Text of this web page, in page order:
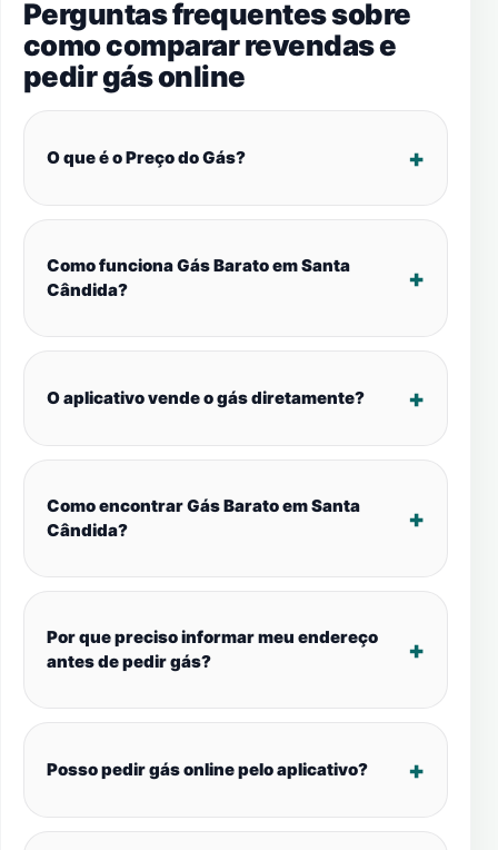
Perguntas frequentes sobre
como comparar revendas e
pedir gás online
O que é o Preço do Gás?
Como funciona Gás Barato em Santa
Cândida?
O aplicativo vende o gás diretamente?
Como encontrar Gás Barato em Santa
Cândida?
Por que preciso informar meu endereço
antes de pedir gás?
Posso pedir gás online pelo aplicativo?